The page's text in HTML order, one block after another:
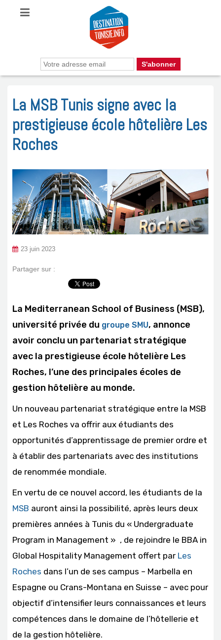
La MSB Tunis signe avec la
prestigieuse école hôtelière Les
Roches
23 juin 2023
Partager sur :
La Mediterranean School of Business (MSB),
université privée du groupe SMU, annonce
avoir conclu un partenariat stratégique
avec la prestigieuse école hôtelière Les
Roches, l’une des principales écoles de
gestion hôtelière au monde.
Un nouveau partenariat stratégique entre la MSB
et Les Roches va offrir aux étudiants des
opportunités d’apprentissage de premier ordre et
à établir des partenariats avec des institutions
de renommée mondiale.
En vertu de ce nouvel accord, les étudiants de la
MSB auront ainsi la possibilité, après leurs deux
premières années à Tunis du « Undergraduate
Program in Management » , de rejoindre le BBA in
Global Hospitality Management offert par Les
Roches dans l’un de ses campus – Marbella en
Espagne ou Crans-Montana en Suisse – avec pour
objectif d’intensifier leurs connaissances et leurs
compétences dans le domaine de l’hôtellerie et
de la gestion hôtelière.